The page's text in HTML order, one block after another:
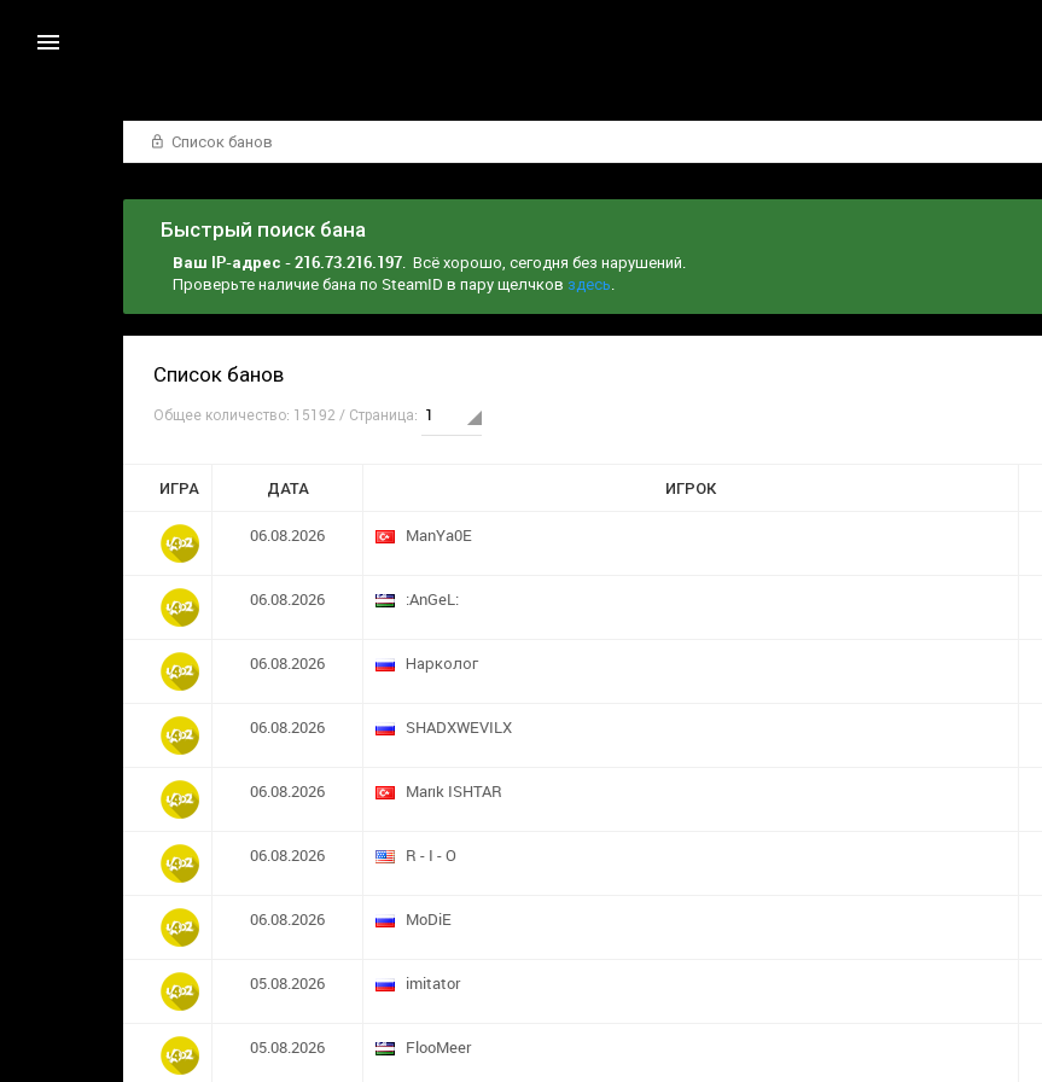
Список банов
Быстрый поиск бана
Ваш IP-адрес - 216.73.216.197. Всё хорошо, сегодня без нарушений.
Проверьте наличие бана по SteamID в пару щелчков здесь.
Список банов
Общее количество: 15192 / Страница:
ИГРА ДАТА ИГРОК
06.08.2026 ManYa0E
06.08.2026 :AnGeL:
06.08.2026 Нарколог
06.08.2026 SHADXWEVILX
06.08.2026 Marık ISHTAR
06.08.2026 R - I - O
06.08.2026 MoDiE
05.08.2026 imitator
05.08.2026 FlooMeer